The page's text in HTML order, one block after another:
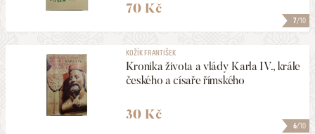
7/10
70 Kč
6/10
KOŽÍK FRANTIŠEK
Kronika života a vlády Karla IV., krále
českého a císaře římského
30 Kč